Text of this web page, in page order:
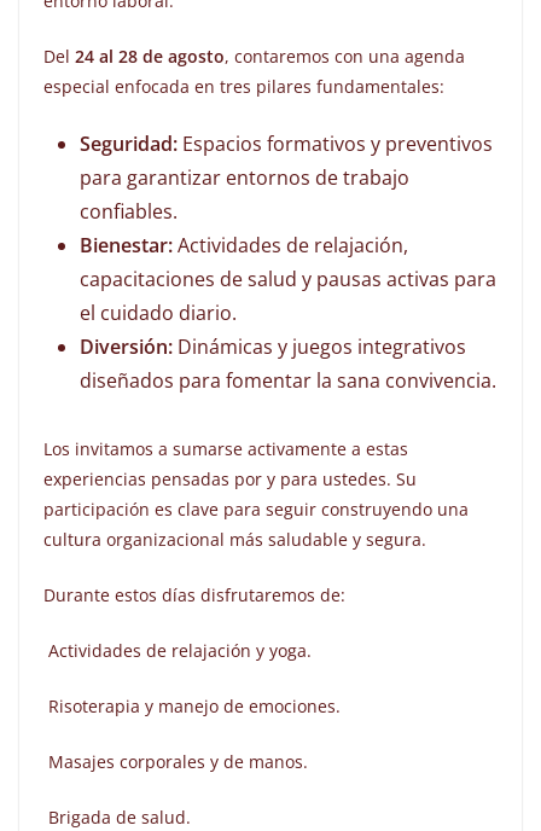
Del 24 al 28 de agosto, contaremos con una agenda
especial enfocada en tres pilares fundamentales:
Seguridad: Espacios formativos y preventivos
para garantizar entornos de trabajo
confiables.
Bienestar:Actividades de relajación,
capacitaciones de salud y pausas activas para
el cuidado diario.
Diversión: Dinámicas y juegos integrativos
diseñados para fomentar la sana convivencia.
Los invitamos a sumarse activamente a estas
experiencias pensadas por y para ustedes. Su
participación es clave para seguir construyendo una
cultura organizacional más saludable y segura.
Durante estos días disfrutaremos de:
Actividades de relajación y yoga.
Risoterapia y manejo de emociones.
Masajes corporales y de manos.
Brigada de salud.